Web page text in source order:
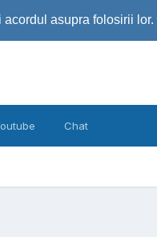
asupra folosirii lor.
Chat